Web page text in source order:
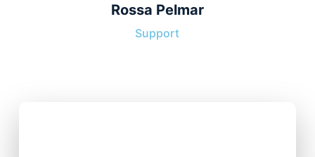
Rossa Pelmar
Support